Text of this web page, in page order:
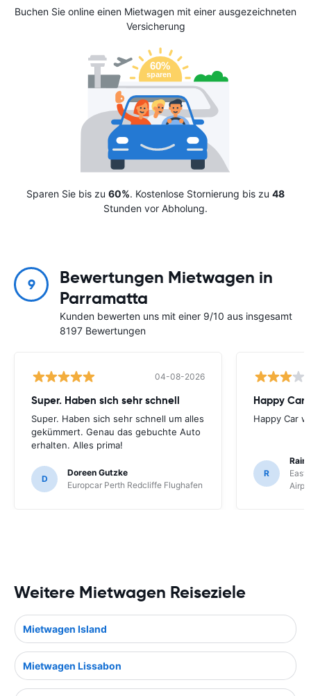
Buchen Sie online einen Mietwagen mit einer ausgezeichneten
Versicherung
Sparen Sie bis zu 60%. Kostenlose Stornierung bis zu 48
Stunden vor Abholung.
9
Bewertungen Mietwagen in
Parramatta
Kunden bewerten uns mit einer 9/10 aus insgesamt
8197 Bewertungen
04-08-2026
Super. Haben sich sehr schnell
Super. Haben sich sehr schnell um alles
gekümmert. Genau das gebuchte Auto
erhalten. Alles prima!
D
Doreen Gutzke
Europcar Perth Redcliffe Flughafen
Happy Car
Happy Car
R
East
Weitere Mietwagen Reiseziele
Mietwagen Island
Mietwagen Lissabon